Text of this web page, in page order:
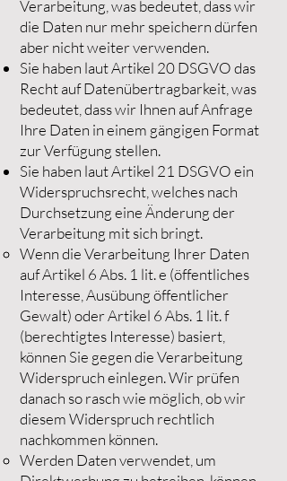
Verarbeitung, was bedeutet, dass wir
die Daten nur mehr speichern dürfen
aber nicht weiter verwenden.
Sie haben laut Artikel 20 DSGVO das
Recht auf Datenübertragbarkeit, was
bedeutet, dass wir Ihnen auf Anfrage
Ihre Daten in einem gängigen Format
zur Verfügung stellen.
Sie haben laut Artikel 21 DSGVO ein
Widerspruchsrecht, welches nach
Durchsetzung eine Änderung der
Verarbeitung mit sich bringt.
Wenn die Verarbeitung Ihrer Daten
auf Artikel 6 Abs. 1 lit. e (öffentliches
Interesse, Ausübung öffentlicher
Gewalt) oder Artikel 6 Abs. 1 lit. f
(berechtigtes Interesse) basiert,
können Sie gegen die Verarbeitung
Widerspruch einlegen. Wir prüfen
danach so rasch wie möglich, ob wir
diesem Widerspruch rechtlich
nachkommen können.
Werden Daten verwendet, um